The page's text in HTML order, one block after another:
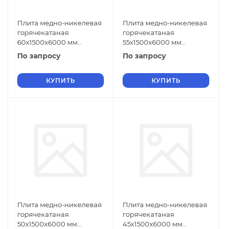
Плита медно-никелевая
горячекатаная
60х1500х6000 мм
МНЖМц30-1-1 ГОСТ 492-
По запросу
КУПИТЬ
Плита медно-никелевая
горячекатаная
55х1500х6000 мм
МНЖМц30-1-1 ГОСТ 492-
По запросу
КУПИТЬ
Плита медно-никелевая
горячекатаная
50х1500х6000 мм
Плита медно-никелевая
горячекатаная
45х1500х6000 мм